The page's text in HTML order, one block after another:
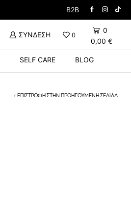
Δώρο Βούρτσα με την
B2B
ΣΎΝΔΕΣΗ 0
0
0,00 €
SELF CARE BLOG
ΕΠΙΣΤΡΟΦΉ ΣΤΗΝ ΠΡΟΗΓΟΎΜΕΝΗ ΣΕΛΊΔΑ